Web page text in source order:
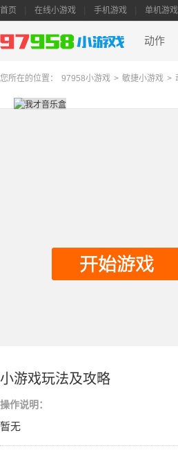
首页 在线小游戏 手机游戏 单机游戏
动作
您所在的位置： 97958小游戏 > 敏捷小游戏 >
小游戏玩法及攻略
操作说明：
暂无